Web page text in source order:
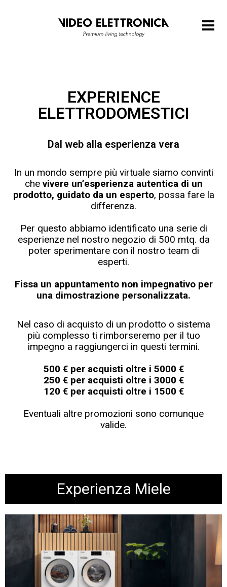
EXPERIENCE
ELETTRODOMESTICI
Dal web alla esperienza vera
In un mondo sempre più virtuale siamo convinti
che vivere un’esperienza autentica di un
prodotto, guidato da un esperto, possa fare la
differenza.
Per questo abbiamo identificato una serie di
esperienze nel nostro negozio di 500 mtq. da
poter sperimentare con il nostro team di
esperti.
Fissa un appuntamento non impegnativo per
una dimostrazione personalizzata.
Nel caso di acquisto di un prodotto o sistema
più complesso ti rimborseremo per il tuo
impegno a raggiungerci in questi termini.
500 € per acquisti oltre i 5000 €
250 € per acquisti oltre i 3000 €
120 € per acquisti oltre i 1500 €
Eventuali altre promozioni sono comunque
valide.
Experienza Miele